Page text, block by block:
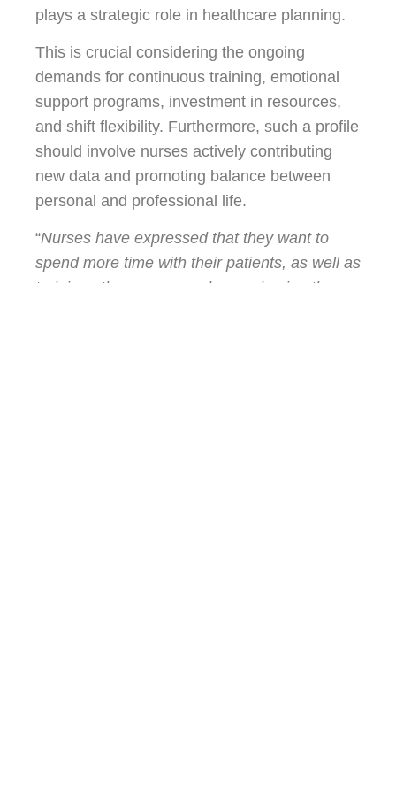
plays a strategic role in healthcare planning.
This is crucial considering the ongoing
demands for continuous training, emotional
support programs, investment in resources,
and shift flexibility. Furthermore, such a profile
should involve nurses actively contributing
new data and promoting balance between
personal and professional life.
“Nurses have expressed that they want to
spend more time with their patients, as well as
training other nurses and engaging in other